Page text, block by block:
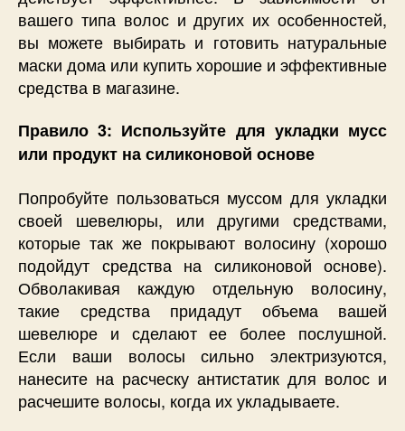
вашего типа волос и других их особенностей,
вы можете выбирать и готовить натуральные
маски дома или купить хорошие и эффективные
средства в магазине.
Правило 3: Используйте для укладки мусс
или продукт на силиконовой основе
Попробуйте пользоваться муссом для укладки
своей шевелюры, или другими средствами,
которые так же покрывают волосину (хорошо
подойдут средства на силиконовой основе).
Обволакивая каждую отдельную волосину,
такие средства придадут объема вашей
шевелюре и сделают ее более послушной.
Если ваши волосы сильно электризуются,
нанесите на расческу антистатик для волос и
расчешите волосы, когда их укладываете.